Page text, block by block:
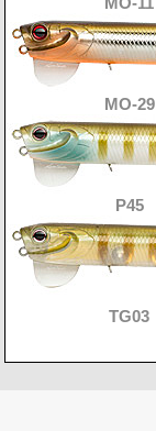
MO-29
P45
TG03